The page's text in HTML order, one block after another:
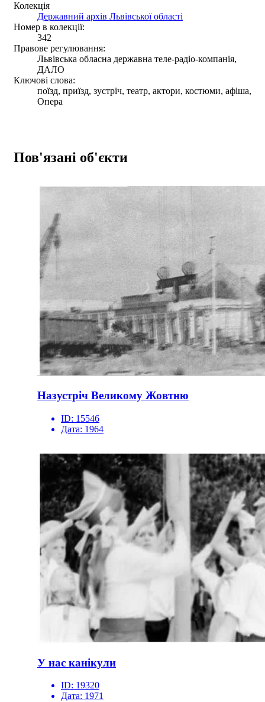
Колекція
Державний архів Львівської області
Номер в колекції:
342
Правове регулювання:
Львівська обласна державна теле-радіо-компанія,
ДАЛО
Ключові слова:
поїзд, приїзд, зустріч, театр, актори, костюми, афіша,
Опера
Пов'язані об'єкти
Назустріч Великому Жовтню
ID: 15546
Дата: 1964
У нас канікули
ID: 19320
Дата: 1971